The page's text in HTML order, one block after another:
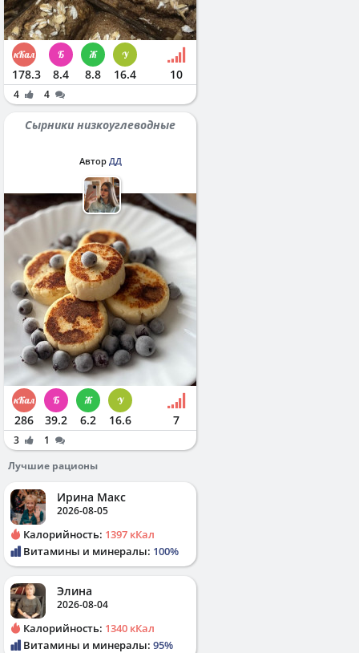
178.3 8.4 8.8 16.4 10
4 4
Сырники низкоуглеводные
Автор ДД
286 39.2 6.2 16.6 7
3
1
Лучшие рационы
Ирина Макс
2026-08-05
Калорийность: 1397 кКал
Витамины и минералы: 100%
Элина
2026-08-04
Калорийность: 1340 кКал
Витамины и минералы: 95%